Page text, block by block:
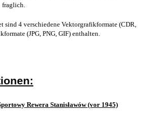
fraglich.
sind 4 verschiedene Vektorgrafikformate (CDR,
(JPG, PNG, GIF) enthalten.
Rewera Stanisławów (vor 1945)